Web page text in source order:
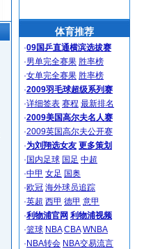
体育推荐
·09国乒直通横滨选拔赛
·男单完全赛果 胜率榜
·女单完全赛果 胜率榜
·2009羽毛球超级系列赛
·详细签表 赛程 最新排名
·2009美国高尔夫名人赛
·2009英国高尔夫公开赛
·为刘翔选女友 更多策划
· 国内足球 国足 中超
·中甲 女足 国奥
·欧冠 海外球员追踪
·英超 西甲 德甲 意甲
·利物浦官网 利物浦视频
·篮球 NBA CBA WNBA
· NBA转会 NBA交易流言